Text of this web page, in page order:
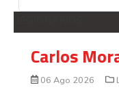
Carlos
06 Ago 2026